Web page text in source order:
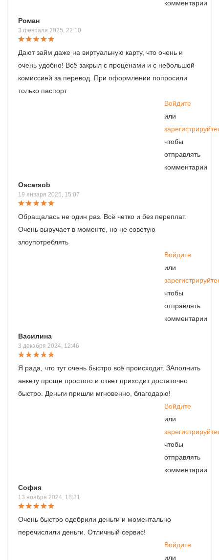
комментарии
Роман
3 февраля 2025, 22:10
Дают займ даже на виртуальную карту, что очень и
очень удобно! Всё закрыл с проценами и с небольшой
комиссией за перевод. При оформлении попросили
только паспорт
Войдите
или
чтобы
отправлять
комментарии
Oscarsob
19 января 2025, 15:07
Обращалась не один раз. Всё четко и без переплат.
Очень выручает в моменте, но не советую
злоупотреблять
Войдите
или
чтобы
отправлять
комментарии
Василина
3 декабря 2024, 12:46
Я рада, что тут очень быстро всё происходит. ЗАполнить
анкету проще простого и ответ приходит достаточно
быстро. Деньги пришли мгновенно, благодарю!
Войдите
или
чтобы
отправлять
комментарии
София
13 ноября 2024, 18:31
Очень быстро одобрили деньги и моментально
перечислили деньги. Отличный сервис!
Войдите
или